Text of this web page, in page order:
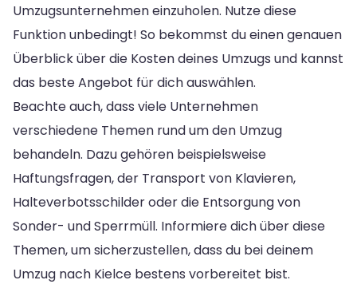
Umzugsunternehmen einzuholen. Nutze diese
Funktion unbedingt! So bekommst du einen genauen
Überblick über die Kosten deines Umzugs und kannst
das beste Angebot für dich auswählen.
Beachte auch, dass viele Unternehmen
verschiedene Themen rund um den Umzug
behandeln. Dazu gehören beispielsweise
Haftungsfragen, der Transport von Klavieren,
Halteverbotsschilder oder die Entsorgung von
Sonder- und Sperrmüll. Informiere dich über diese
Themen, um sicherzustellen, dass du bei deinem
Umzug nach Kielce bestens vorbereitet bist.